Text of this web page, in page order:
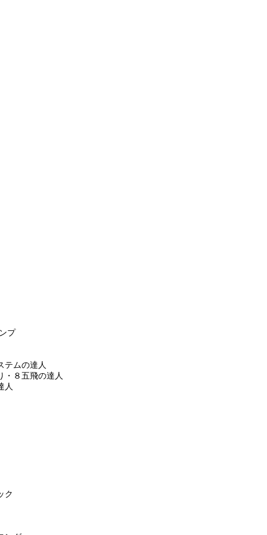
プ
ムの達人
８五飛の達人
人
ク